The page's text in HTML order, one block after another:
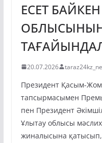
ЕСЕТ
20.07.2026
Президент Қасым-
тапсырмасымен
пен Президент
Ұлытау облысы
жиналысына қатысып,